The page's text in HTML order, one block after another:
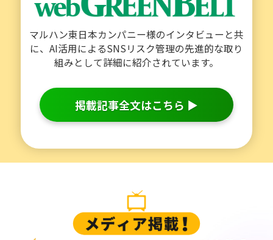
マルハン東日本カンパニー様のインタビューと共
に、 AI活用によるSNSリスク管理の先進的な取り
組みとして詳細に紹介されています。
掲載記事全文はこちら ▶